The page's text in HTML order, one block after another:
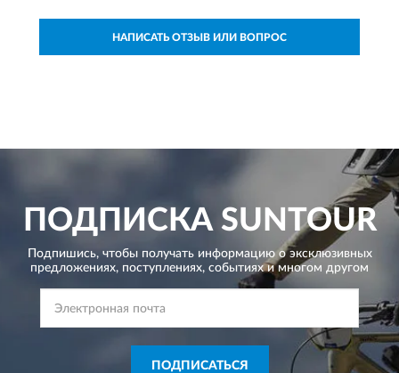
НАПИСАТЬ ОТЗЫВ ИЛИ ВОПРОС
ПОДПИСКАSUNTOUR
Подпишись, чтобы получать информацию о эксклюзивных
предложениях, поступлениях, событиях и многом другом
ПОДПИСАТЬСЯ